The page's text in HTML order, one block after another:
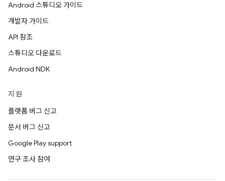
Android 스튜디오 가이드
개발자 가이드
API 참조
스튜디오 다운로드
Android NDK
지원
플랫폼 버그 신고
문서 버그 신고
Google Play support
연구 조사 참여